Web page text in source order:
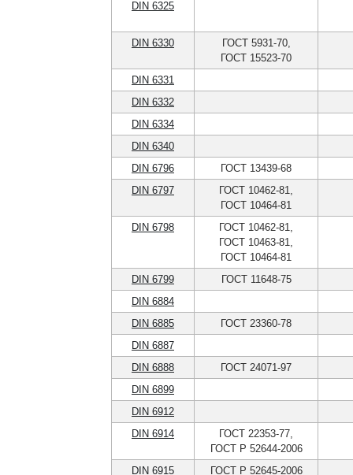
DIN 6325
DIN 6330
ГОСТ 5931-70,
ГОСТ 15523-70
DIN 6331
DIN 6332
DIN 6334
DIN 6340
DIN 6796
ГОСТ 13439-68
DIN 6797
ГОСТ 10462-81,
ГОСТ 10464-81
DIN 6798
ГОСТ 10462-81,
ГОСТ 10463-81,
ГОСТ 10464-81
DIN 6799
ГОСТ 11648-75
DIN 6884
DIN 6885
ГОСТ 23360-78
DIN 6887
DIN 6888
ГОСТ 24071-97
DIN 6899
DIN 6912
DIN 6914
ГОСТ 22353-77,
ГОСТ Р 52644-2006
DIN 6915
ГОСТ Р 52645-2006